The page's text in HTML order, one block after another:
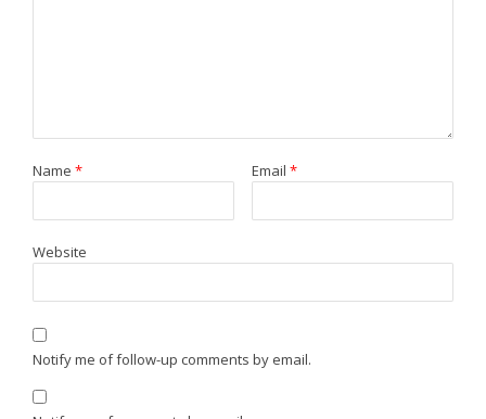
Name * Email *
Website
Notify me of follow-up comments by email.